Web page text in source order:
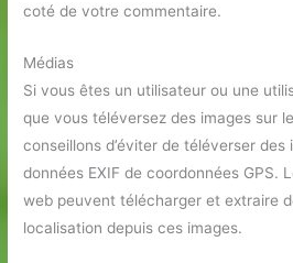
coté de votre commentaire.
Médias
Si vous êtes un utilisateur ou une
que vous téléversez des images sur
conseillons d’éviter de téléverser
données EXIF de coordonnées GPS.
web peuvent télécharger et extraire
localisation depuis ces images.